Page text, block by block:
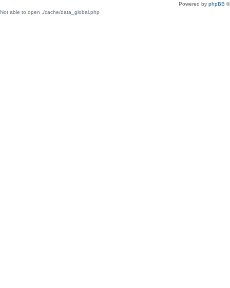
Powered by phpBB
Not able to open ./cache/data_global.php